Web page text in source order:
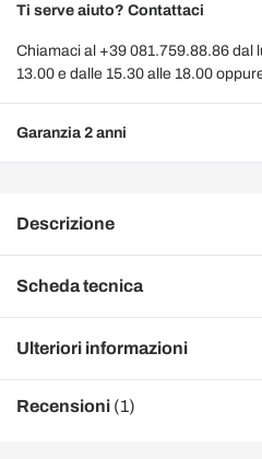
Ti serve aiuto? Contattaci
Chiamaci al +39 081.759.88.86 dal
13.00 e dalle 15.30 alle 18.00
Garanzia 2 anni
Descrizione
Scheda tecnica
Ulteriori informazioni
Recensioni (1)